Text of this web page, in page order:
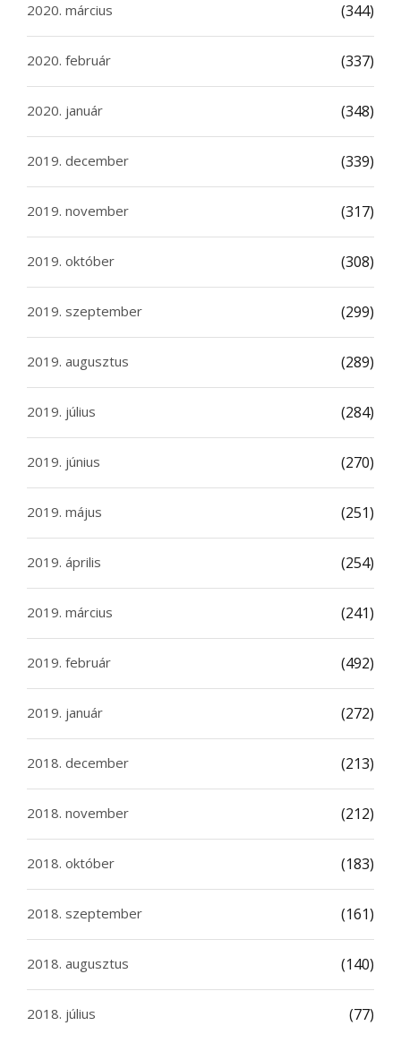
2020. március (344)
2020. február (337)
2020. január (348)
2019. december (339)
2019. november (317)
2019. október (308)
2019. szeptember (299)
2019. augusztus (289)
2019. július (284)
2019. június (270)
2019. május (251)
2019. április (254)
2019. március (241)
2019. február (492)
2019. január (272)
2018. december (213)
2018. november (212)
2018. október (183)
2018. szeptember (161)
2018. augusztus (140)
2018. július (77)